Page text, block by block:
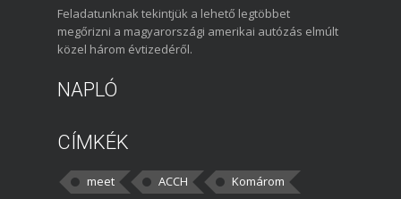
Feladatunknak tekintjük a lehető legtöbbet
megőrizni a magyarországi amerikai autózás elmúlt
közel három évtizedéről.
NAPLÓ
CÍMKÉK
meet ACCH
Komárom